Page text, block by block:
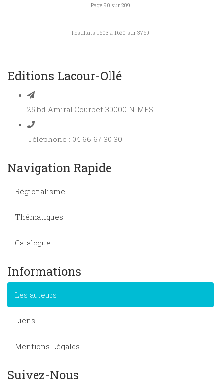
Page 90 sur 209
Résultats 1603 à 1620 sur 3760
Editions Lacour-Ollé
25 bd Amiral Courbet 30000 NIMES
Téléphone : 04 66 67 30 30
Navigation Rapide
Régionalisme
Thématiques
Catalogue
Informations
Les auteurs
Liens
Mentions Légales
Suivez-Nous